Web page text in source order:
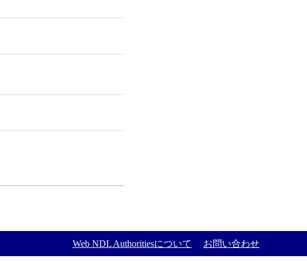
Web NDL Authoritiesについて お問い合わせ